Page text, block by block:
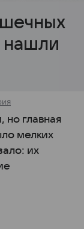
нашли
но главная
мелких
их